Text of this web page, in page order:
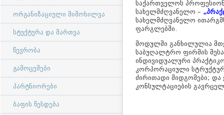
ორგანიზაციული მიმოხილვა
სტუქტურა და მართვა
წევრობა
გამოცემები
პარტნიორები
ბაფის წესდება
საქართველოს
სახელმძღვანელო –
სახელმძღვანელო
ფარგლებში.
მოდულში განხილულია
საბუღალტრო ფირმის
ინდივიდუალური
კორპორაციული
ძირითადი მიდგომები; და
კონსულტაციების